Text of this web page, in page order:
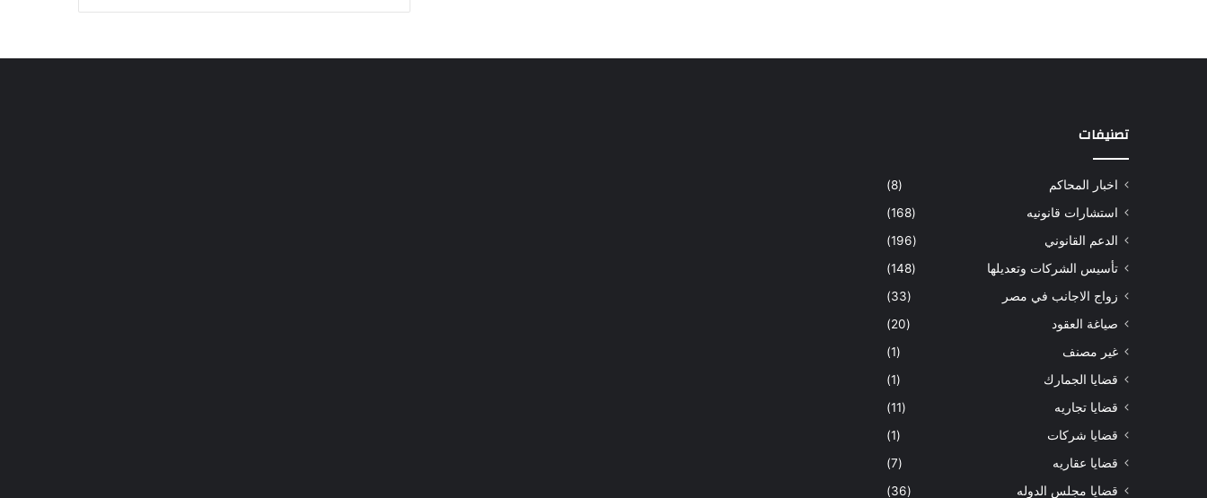
تصنيفات
اخبار المحاكم
(8)
استشارات قانونيه
(168)
الدعم القانوني
(196)
تأسيس الشركات وتعديلها
(148)
زواج الاجانب في مصر
(33)
صياغة العقود
(20)
غير مصنف
(1)
قضايا الجمارك
(1)
قضايا تجاريه
(11)
قضايا شركات
(1)
قضايا عقاريه
(7)
قضايا مجلس الدوله
(36)